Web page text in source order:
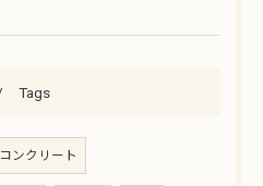
Tags
コンクリート